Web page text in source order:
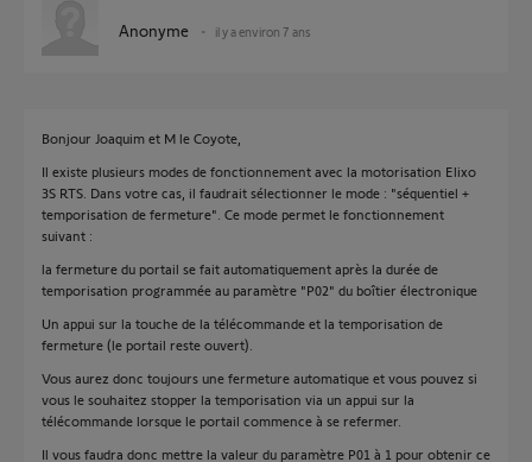
Anonyme il y a environ 7 ans
Bonjour Joaquim et M le Coyote,
Il existe plusieurs modes de fonctionnement avec la motorisation Elixo
3S RTS. Dans votre cas, il faudrait sélectionner le mode : "séquentiel +
temporisation de fermeture". Ce mode permet le fonctionnement
suivant :
la fermeture du portail se fait automatiquement après la durée de
temporisation programmée au paramètre "P02" du boîtier électronique
Un appui sur la touche de la télécommande et la temporisation de
fermeture (le portail reste ouvert).
Vous aurez donc toujours une fermeture automatique et vous pouvez si
vous le souhaitez stopper la temporisation via un appui sur la
télécommande lorsque le portail commence à se refermer.
Il vous faudra donc mettre la valeur du paramètre P01 à 1 pour obtenir ce